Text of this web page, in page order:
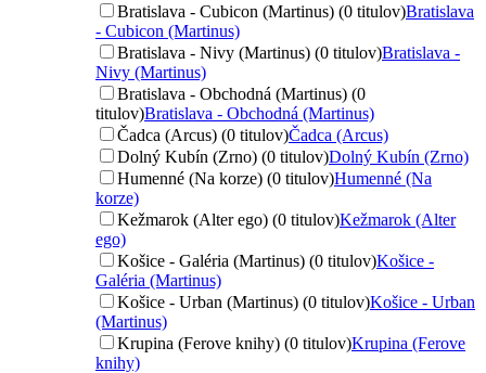
Bratislava - Cubicon (Martinus) (0 titulov)Bratislava
- Cubicon (Martinus)
Bratislava - Nivy (Martinus) (0 titulov)Bratislava -
Nivy (Martinus)
Bratislava - Obchodná (Martinus) (0
titulov)Bratislava - Obchodná (Martinus)
Čadca (Arcus) (0 titulov)Čadca (Arcus)
Dolný Kubín (Zrno) (0 titulov)Dolný Kubín (Zrno)
Humenné (Na korze) (0 titulov)Humenné (Na
korze)
Kežmarok (Alter ego) (0 titulov)Kežmarok (Alter
ego)
Košice - Galéria (Martinus) (0 titulov)Košice -
Galéria (Martinus)
Košice - Urban (Martinus) (0 titulov)Košice - Urban
(Martinus)
Krupina (Ferove knihy) (0 titulov)Krupina (Ferove
knihy)